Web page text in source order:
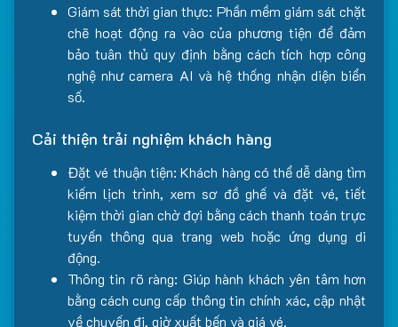
Giám sát thời gian thực: Phần mềm giám sát chặt
chẽ hoạt động ra vào của phương tiện để đảm
bảo tuân thủ quy định bằng cách tích hợp công
nghệ như camera AI và hệ thống nhận diện biển
số.
Cải thiện trải nghiệm khách hàng
Đặt vé thuận tiện: Khách hàng có thể dễ dàng tìm
kiếm lịch trình, xem sơ đồ ghế và đặt vé, tiết
kiệm thời gian chờ đợi bằng cách thanh toán trực
tuyến thông qua trang web hoặc ứng dụng di
động.
Thông tin rõ ràng: Giúp hành khách yên tâm hơn
bằng cách cung cấp thông tin chính xác, cập nhật
về chuyến đi, giờ xuất bến và giá vé.